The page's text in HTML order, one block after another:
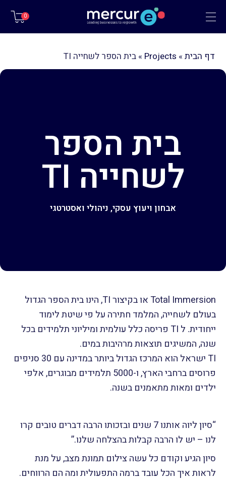
תפריט 0
דף הבית »
Projects
»בית הספר לשחייה TI
בית הספר
לשחייה TI
אבחון ויעוץ עסקי, ניהולי ואסטרטגי
Total Immersion או בקיצור TI, הינו בית הספר הגדול
בעולם לשחייה, המלמד חתירה על פי שיטת לימוד
ייחודית. ל TI פריסה כלל עולמית ומיליוני תלמידים בכל
שנה, המשיגים תוצאות מרהיבות במים.
TI ישראל הוא המרכז הגדול ביותר במדינה עם 30 סניפים
פרוסים ברחבי הארץ, ו-5000 תלמידים מבוגרים, אלפי
ילדים ומאות מתאמנים בשנה.
“סיון ליוה אותנו 7 שנים ובזכותו הרבה דברים טובים קרו
לנו – יש לו הרבה קבלות בהצלחה שלנו.”
סיון הגיע וקודם כל עשה צילום תמונת מצב, על מנת
לראות איך הכל עובד ברמה התפעולית ומה הם הרווחים.